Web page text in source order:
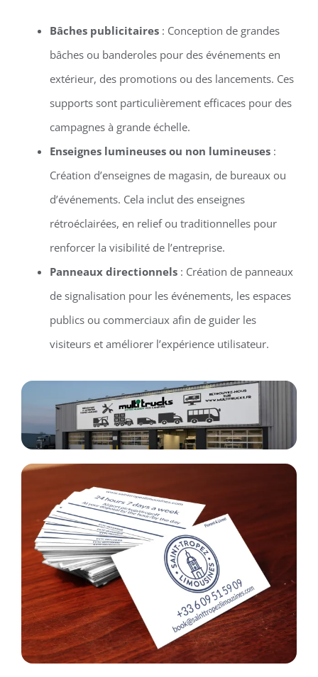
Bâches publicitaires: Conception de grandes
bâches ou banderoles pour des événements en
extérieur, des promotions ou des lancements. Ces
supports sont particulièrement efficaces pour des
campagnes à grande échelle.
Enseignes lumineuses ou non lumineuses:
Création d’enseignes de magasin, de bureaux ou
d’événements. Cela inclut des enseignes
rétroéclairées, en relief ou traditionnelles pour
renforcer la visibilité de l’entreprise.
Panneaux directionnels: Création de panneaux
de signalisation pour les événements, les espaces
publics ou commerciaux afin de guider les
visiteurs et améliorer l’expérience utilisateur.